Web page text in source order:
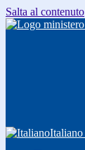
Salta al contenuto
Italiano